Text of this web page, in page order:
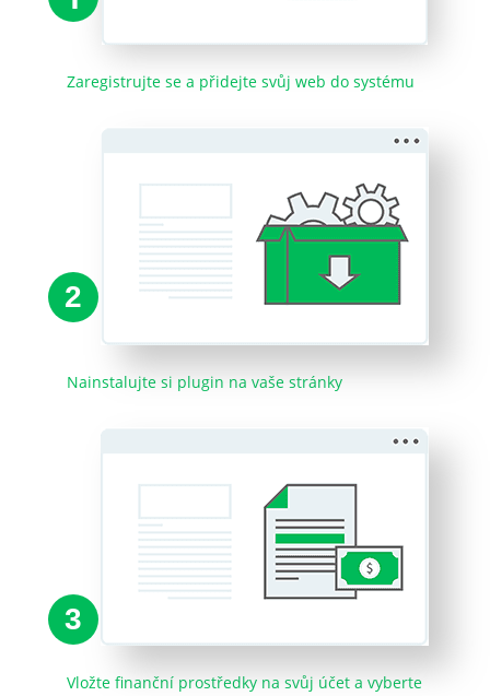
Zaregistrujte se a přidejte svůj web do systému
2
Nainstalujte si plugin na vaše stránky
3
Vložte finanční prostředky na svůj účet a vyberte